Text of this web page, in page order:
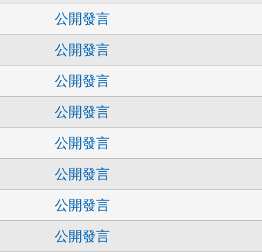
公開發言
公開發言
公開發言
公開發言
公開發言
公開發言
公開發言
公開發言